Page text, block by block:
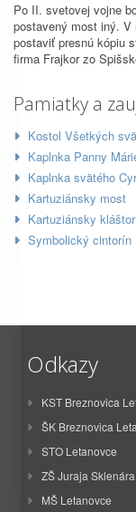
Po II. svetovej vojne
postavený most iný. V
postaviť presnú kópiu
firma Frajkor zo
Pamiatky a
Kostol Všetkých
Kaplnka Panny
Kaplnka svätého
Kartuziánsky most
Kartuziánsky kláštor
Symbolický cintorín
Odkazy
KST Breznovica
ŠK Breznovica
STO Letanovce
ZŠ Juraja
MŠ Letanovce